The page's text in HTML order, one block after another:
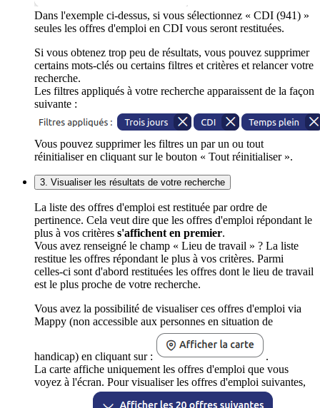
Dans l'exemple ci-dessus, si vous sélectionnez « CDI (941) »
seules les offres d'emploi en CDI vous seront restituées.
Si vous obtenez trop peu de résultats, vous pouvez supprimer
certains mots-clés ou certains filtres et critères et relancer votre
recherche.
Les filtres appliqués à votre recherche apparaissent de la façon
suivante :
Vous pouvez supprimer les filtres un par un ou tout
réinitialiser en cliquant sur le bouton « Tout réinitialiser ».
3. Visualiser les résultats de votre recherche
La liste des offres d'emploi est restituée par ordre de
pertinence. Cela veut dire que les offres d'emploi répondant le
plus à vos critères s'affichent en premier.
Vous avez renseigné le champ « Lieu de travail » ? La liste
restitue les offres répondant le plus à vos critères. Parmi
celles-ci sont d'abord restituées les offres dont le lieu de travail
est le plus proche de votre recherche.
Vous avez la possibilité de visualiser ces offres d'emploi via
Mappy (non accessible aux personnes en situation de
handicap) en cliquant sur :
.
La carte affiche uniquement les offres d'emploi que vous
voyez à l'écran. Pour visualiser les offres d'emploi suivantes,